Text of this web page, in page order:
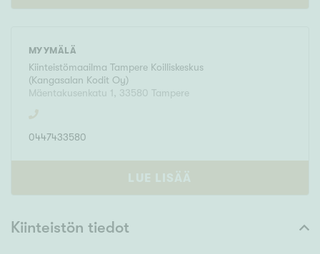
MYYMÄLÄ
Kiinteistömaailma Tampere Koilliskeskus
(Kangasalan Kodit Oy)
Mäentakusenkatu 1 , 33580 Tampere
0447433580
LUE LISÄÄ
Kiinteistön tiedot